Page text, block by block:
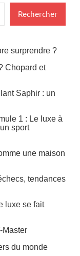
Rechercher
surprendre ?
Chopard et
Saphir : un
1 : Le luxe à
sport
une maison
tendances
luxe se fait
Master
du monde